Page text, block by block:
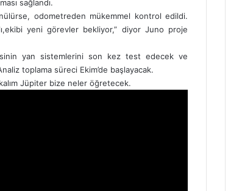
sağlandı.
odometreden mükemmel kontrol edildi.
yeni görevler bekliyor,” diyor Juno proje
yan sistemlerini son kez test edecek ve
toplama süreci Ekim’de başlayacak.
Jüpiter bize neler öğretecek.